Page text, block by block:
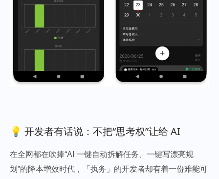
💡 开发者有话说：不把“思考权”让给 AI
在全网都在吹捧“AI 一键自动拆解任务、一键写漂亮规
划”的降本增效时代，「执务」的开发者却有着一份难能可